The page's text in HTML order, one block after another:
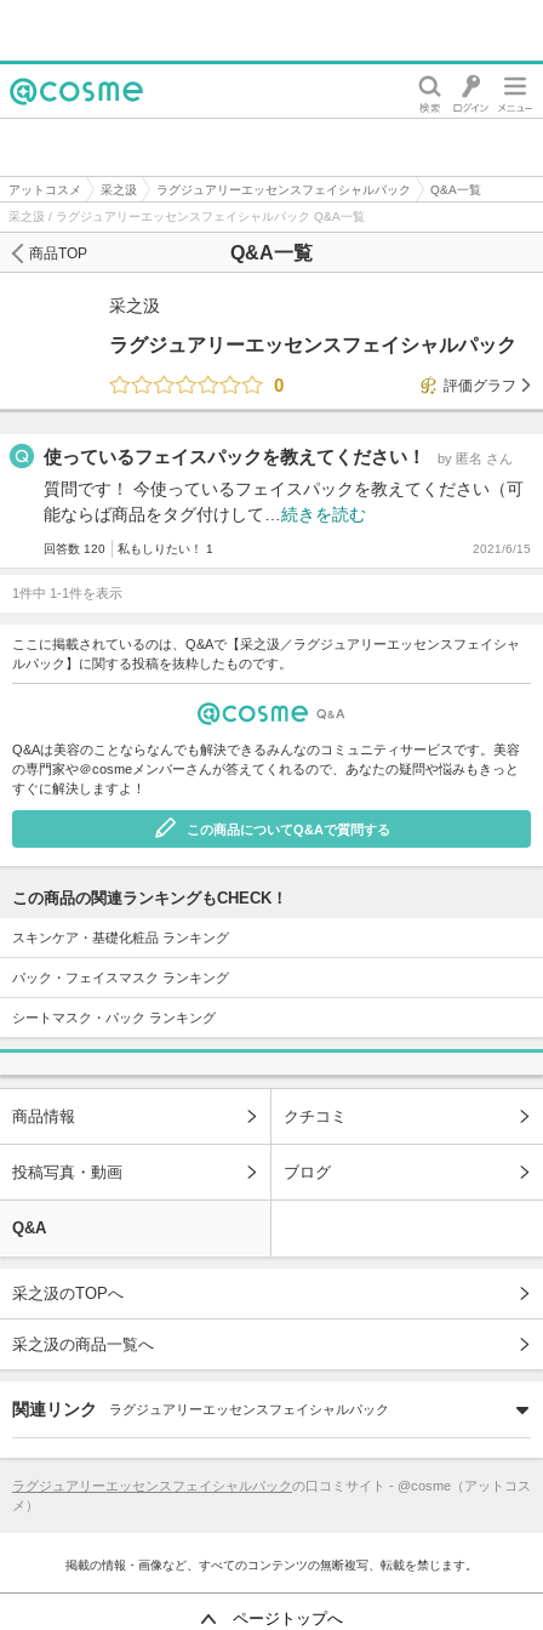
アットコスメ 采之汲 ラグジュアリーエッセンスフェイシャルパック
Q&A一覧
采之汲 / ラグジュアリーエッセンスフェイシャルパック Q&A一覧
Q&A一覧
商品TOP
采之汲
ラグジュアリーエッセンスフェイシャルパック
0
評価グラフ
使っているフェイスパックを教えてください！ by 匿名 さん
質問です！ 今使っているフェイスパックを教えてください（可
能ならば商品をタグ付けして… 続きを読む
回答数 120 私もしりたい！ 1 2021/6/15
1件中 1-1件を表示
ここに掲載されているのは、Q&Aで【采之汲／ラグジュアリーエッセンスフェイシャ
ルパック】に関する投稿を抜粋したものです。
Q&Aは美容のことならなんでも解決できるみんなのコミュニティサービスです。美容
の専門家や＠cosmeメンバーさんが答えてくれるので、あなたの疑問や悩みもきっと
すぐに解決しますよ！
この商品についてQ&Aで質問する
この商品の関連ランキングもCHECK！
スキンケア・基礎化粧品 ランキング
パック・フェイスマスク ランキング
シートマスク・パック ランキング
商品情報 クチコミ
投稿写真・動画 ブログ
Q&A
采之汲のTOPへ
采之汲の商品一覧へ
関連リンク ラグジュアリーエッセンスフェイシャルパック
ラグジュアリーエッセンスフェイシャルパックの口コミサイト - @cosme（アットコス
メ）
掲載の情報・画像など、すべてのコンテンツの無断複写、転載を禁じます。
ページトップへ